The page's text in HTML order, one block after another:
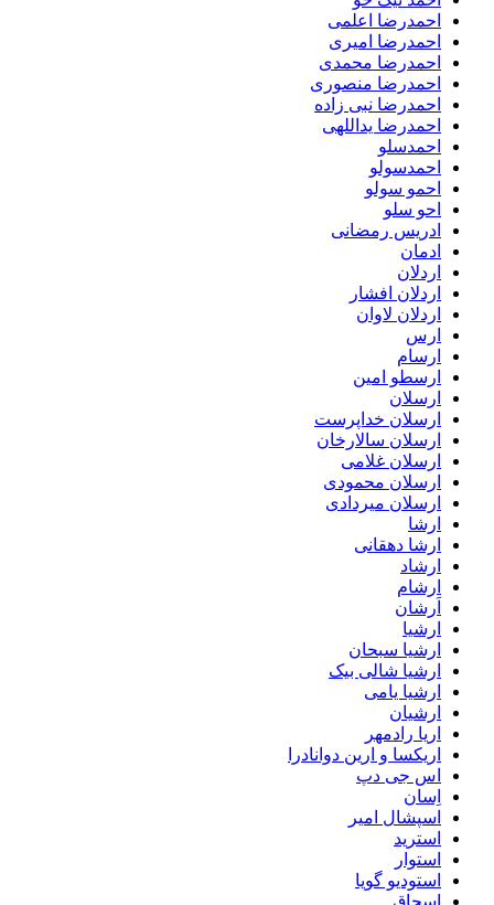
احمدرضا اعلمی
احمدرضا امیری
احمدرضا محمدی
احمدرضا منصوری
احمدرضا نبی زاده
احمدرضا یداللهی
احمدسلو
احمدسولو
احمو سولو
احو سلو
ادریس رمضانی
ادمان
اردلان
اردلان افشار
اردلان لاوان
ارس
ارسام
ارسطو امین
ارسلان
ارسلان خداپرست
ارسلان سالارخان
ارسلان غلامی
ارسلان محمودی
ارسلان میردادی
ارشا
ارشا دهقانی
ارشاد
ارشام
اَرشان
ارشیا
ارشیا سبحان
ارشیا شالی بیک
ارشیا یامی
ارشیان
اریا رادمهر
اریکسا و ارین دوانادرا
اس جی دپ
اِسان
اسپشال امیر
استرید
استوار
استودیو گویا